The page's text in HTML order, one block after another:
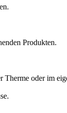
Produkten.
oder im